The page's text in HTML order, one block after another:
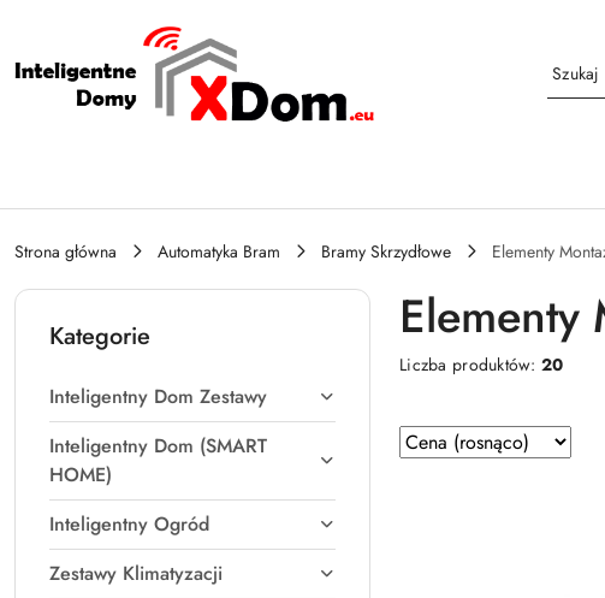
Przejdź do treści głównej
Przejdź do wyszukiwarki
Przejdź do moje konto
Przejdź do menu głównego
Przejdź do stopki
Strona główna Automatyka Bram Bramy Skrzydłowe Elementy
Kategorie
Inteligentny Dom Zestawy
Inteligentny Dom (SMART
HOME)
Inteligentny Ogród
Zestawy Klimatyzacji
Elementy
Liczba produktów:20
Zastosowano
sortowanie:
Sortuj
według